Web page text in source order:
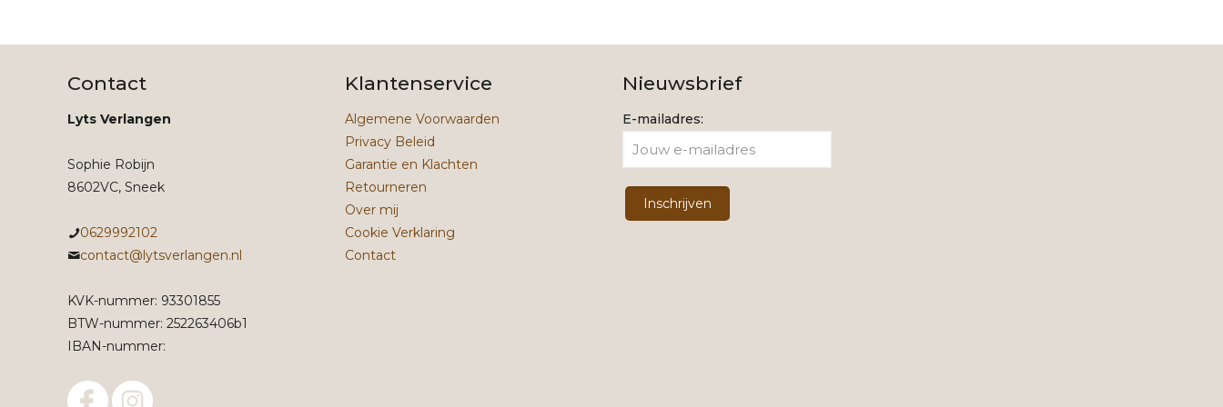
Contact
Lyts Verlangen
Sophie Robijn
8602VC, Sneek
0629992102
contact@lytsverlangen.nl
KVK-nummer: 93301855
BTW-nummer: 252263406b1
IBAN-nummer:
Klantenservice
Algemene Voorwaarden
Privacy Beleid
Garantie en Klachten
Retourneren
Over mij
Cookie Verklaring
Contact
Nieuwsbrief
E-mailadres: